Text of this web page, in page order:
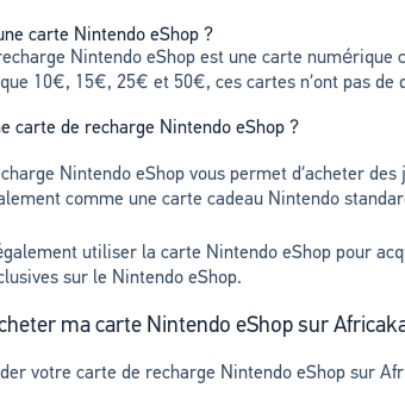
carte Nintendo eShop ?
Nintendo eShop est une carte
10€, 15€, 25€ et 50€, ces cartes n’ont pas
carte de recharge Nintendo eShop ?
Nintendo eShop vous permet d’acheter
comme une carte cadeau Nintendo
utiliser la carte Nintendo eShop pour
sur le Nintendo eShop.
ma carte Nintendo eShop sur
votre carte de recharge Nintendo eShop sur